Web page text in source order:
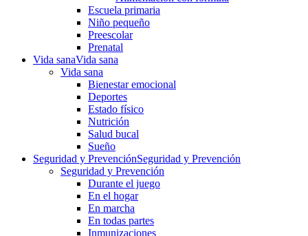
Escuela primaria
Niño pequeño
Preescolar
Prenatal
Vida sanaVida sana
Vida sana
Bienestar emocional
Deportes
Estado físico
Nutrición
Salud bucal
Sueño
Seguridad y PrevenciónSeguridad y Prevención
Seguridad y Prevención
Durante el juego
En el hogar
En marcha
En todas partes
Inmunizaciones